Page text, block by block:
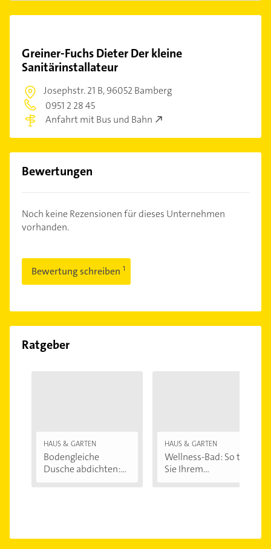
Greiner-Fuchs Dieter Der kleine
Sanitärinstallateur
Josephstr. 21 B,96052 Bamberg
0951 2 28 45
Anfahrt mit Bus und Bahn
Bewertungen
Noch keine Rezensionen für dieses Unternehmen
vorhanden.
Bewertung schreiben
Ratgeber
HAUS & GARTEN
Bodengleiche
Dusche abdichten:...
HAUS & GARTEN
Wellness-Bad: So tun
Sie Ihrem...